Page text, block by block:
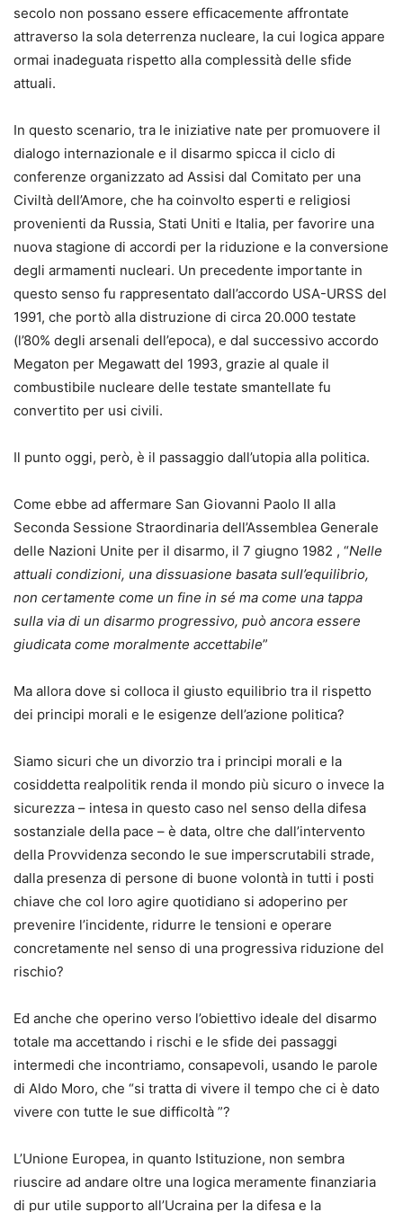
secolo non possano essere efficacemente affrontate
attraverso la sola deterrenza nucleare, la cui logica appare
ormai inadeguata rispetto alla complessità delle sfide
attuali.
In questo scenario, tra le iniziative nate per promuovere il
dialogo internazionale e il disarmo spicca il ciclo di
conferenze organizzato ad Assisi dal Comitato per una
Civiltà dell’Amore, che ha coinvolto esperti e religiosi
provenienti da Russia, Stati Uniti e Italia, per favorire una
nuova stagione di accordi per la riduzione e la conversione
degli armamenti nucleari. Un precedente importante in
questo senso fu rappresentato dall’accordo USA-URSS del
1991, che portò alla distruzione di circa 20.000 testate
(l’80% degli arsenali dell’epoca), e dal successivo accordo
Megaton per Megawatt del 1993, grazie al quale il
combustibile nucleare delle testate smantellate fu
convertito per usi civili.
Il punto oggi, però, è il passaggio dall’utopia alla politica.
Come ebbe ad affermare San Giovanni Paolo II alla
Seconda Sessione Straordinaria dell’Assemblea Generale
delle Nazioni Unite per il disarmo, il 7 giugno 1982 , “Nelle
attuali condizioni, una dissuasione basata sull’equilibrio,
non certamente come un fine in sé ma come una tappa
sulla via di un disarmo progressivo, può ancora essere
giudicata come moralmente accettabile”
Ma allora dove si colloca il giusto equilibrio tra il rispetto
dei principi morali e le esigenze dell’azione politica?
Siamo sicuri che un divorzio tra i principi morali e la
cosiddetta realpolitik renda il mondo più sicuro o invece la
sicurezza – intesa in questo caso nel senso della difesa
sostanziale della pace – è data, oltre che dall’intervento
della Provvidenza secondo le sue imperscrutabili strade,
dalla presenza di persone di buone volontà in tutti i posti
chiave che col loro agire quotidiano si adoperino per
prevenire l’incidente, ridurre le tensioni e operare
concretamente nel senso di una progressiva riduzione del
rischio?
Ed anche che operino verso l’obiettivo ideale del disarmo
totale ma accettando i rischi e le sfide dei passaggi
intermedi che incontriamo, consapevoli, usando le parole
di Aldo Moro, che “si tratta di vivere il tempo che ci è dato
vivere con tutte le sue difficoltà ”?
L’Unione Europea, in quanto Istituzione, non sembra
riuscire ad andare oltre una logica meramente finanziaria
di pur utile supporto all’Ucraina per la difesa e la